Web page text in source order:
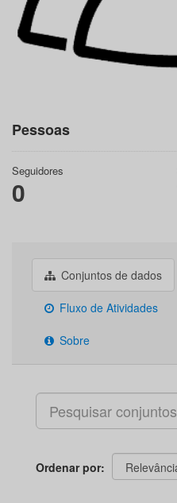
Pessoas
Seguidores
0
Conjuntos de dados
Fluxo de Atividades
Sobre
Ordenar por